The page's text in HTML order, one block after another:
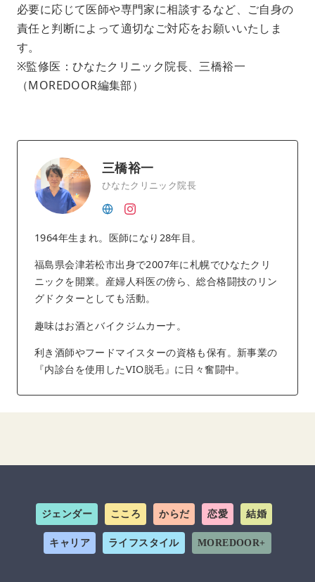
必要に応じて医師や専門家に相談するなど、ご自身の
責任と判断によって適切なご対応をお願いいたしま
す。
※監修医：ひなたクリニック院長、三橋裕一
（MOREDOOR編集部）
三橋裕一
ひなたクリニック院長
1964年生まれ。医師になり28年目。
福島県会津若松市出身で2007年に札幌でひなたクリ
ニックを開業。産婦人科医の傍ら、総合格闘技のリン
グドクターとしても活動。
趣味はお酒とバイクジムカーナ。
利き酒師やフードマイスターの資格も保有。新事業の
『内診台を使用したVIO脱毛』に日々奮闘中。
ジェンダー こころ からだ 恋愛 結婚
キャリア ライフスタイル MOREDOOR+